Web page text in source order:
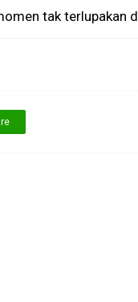
tak terlupakan